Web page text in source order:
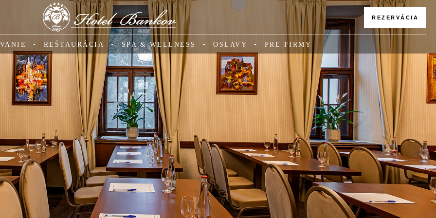
REZERVÁCIA
REŠTAURÁCIA SPA & WELLNESS OSLAVY PRE FIRMY